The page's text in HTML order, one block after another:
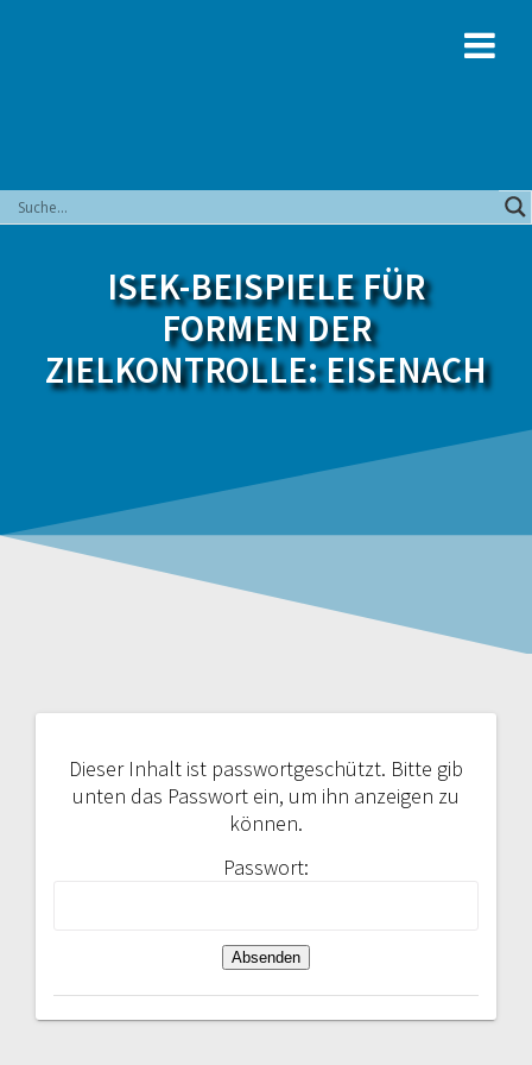
ISEK-BEISPIELE FÜR
FORMEN DER
ZIELKONTROLLE: EISENACH
Dieser Inhalt ist passwortgeschützt. Bitte gib
unten das Passwort ein, um ihn anzeigen zu
können.
Passwort: